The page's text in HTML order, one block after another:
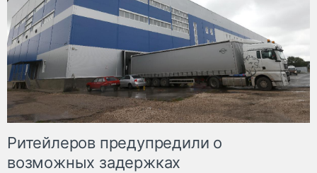
Ритейлеров предупредили о
возможных задержках